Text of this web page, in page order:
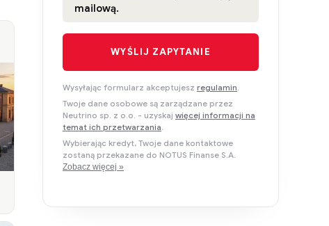
Wybierając kredyt, Twoje dane kontaktowe
zostaną przekazane do NOTUS Finanse S.A.
Zobacz więcej »
Wysyłając formularz akceptujesz regulamin
Twoje dane osobowe są zarządzane przez
Neutrino sp. z o.o. - uzyskaj więcej informacji na
temat ich przetwarzania